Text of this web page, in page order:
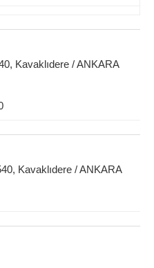
Kavaklıdere / ANKARA
Kavaklıdere / ANKARA